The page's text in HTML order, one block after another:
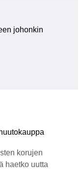
johonkin
korujen
haetko uutta